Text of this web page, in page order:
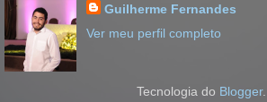
Guilherme Fernandes
Ver meu perfil completo
Tecnologia do Blogger.